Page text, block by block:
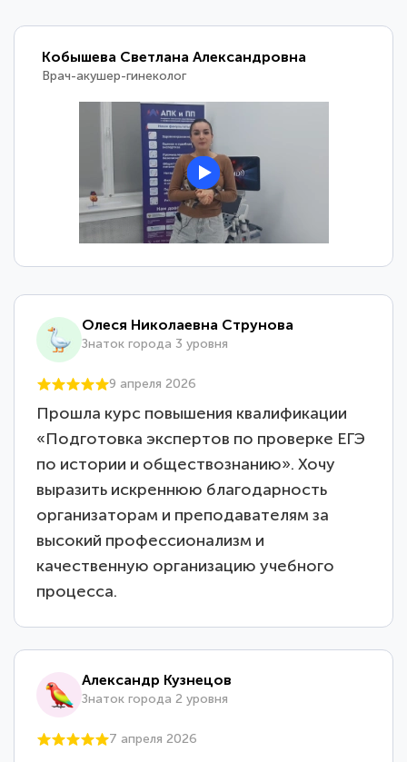
Кобышева Светлана Александровна
Врач-акушер-гинеколог
Олеся Николаевна Струнова
Знаток города 3 уровня
9 апреля 2026
Прошла курс повышения квалификации
«Подготовка экспертов по проверке ЕГЭ
по истории и обществознанию». Хочу
выразить искреннюю благодарность
организаторам и преподавателям за
высокий профессионализм и
качественную организацию учебного
процесса.
Александр Кузнецов
Знаток города 2 уровня
7 апреля 2026